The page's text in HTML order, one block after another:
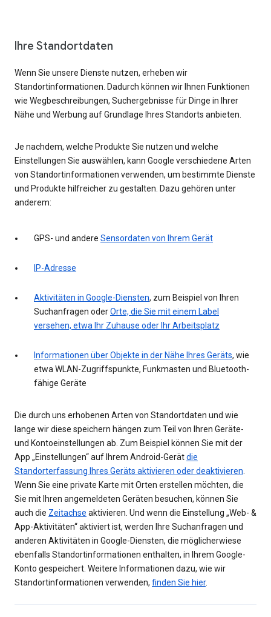
Ihre Standortdaten
Wenn Sie unsere Dienste nutzen, erheben wir
Standortinformationen. Dadurch können wir Ihnen Funktionen
wie Wegbeschreibungen, Suchergebnisse für Dinge in Ihrer
Nähe und Werbung auf Grundlage Ihres Standorts anbieten.
Je nachdem, welche Produkte Sie nutzen und welche
Einstellungen Sie auswählen, kann Google verschiedene Arten
von Standortinformationen verwenden, um bestimmte Dienste
und Produkte hilfreicher zu gestalten. Dazu gehören unter
anderem:
GPS- und andere Sensordaten von Ihrem Gerät
IP-Adresse
Aktivitäten in Google-Diensten, zum Beispiel von Ihren
Suchanfragen oderOrte, die Sie mit einem Label
versehen, etwa Ihr Zuhause oder Ihr Arbeitsplatz
Informationen über Objekte in der Nähe Ihres Geräts, wie
etwa WLAN-Zugriffspunkte, Funkmasten und Bluetooth-
fähige Geräte
Die durch uns erhobenen Arten von Standortdaten und wie
lange wir diese speichern hängen zum Teil von Ihren Geräte-
und Kontoeinstellungen ab. Zum Beispiel können Sie mit der
App „Einstellungen“ auf Ihrem Android-Gerätdie
Standorterfassung Ihres Geräts aktivieren oder deaktivieren.
Wenn Sie eine private Karte mit Orten erstellen möchten, die
Sie mit Ihren angemeldeten Geräten besuchen, können Sie
auch die Zeitachse aktivieren. Und wenn die Einstellung „Web- &
App-Aktivitäten“ aktiviert ist, werden Ihre Suchanfragen und
anderen Aktivitäten in Google-Diensten, die möglicherwiese
ebenfalls Standortinformationen enthalten, in Ihrem Google-
Konto gespeichert. Weitere Informationen dazu, wie wir
Standortinformationen verwenden, finden Sie hier.